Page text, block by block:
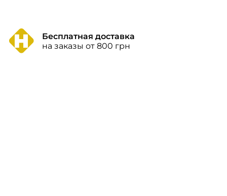
Бесплатная доставка
на заказы от 800 грн